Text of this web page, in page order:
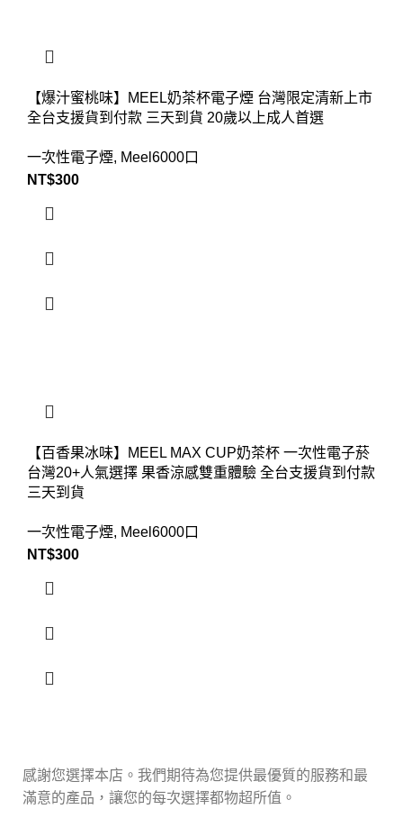
【爆汁蜜桃味】MEEL奶茶杯電子煙 台灣限定清新上市
全台支援貨到付款 三天到貨 20歲以上成人首選
一次性電子煙, Meel6000口
NT$300
【百香果冰味】MEEL MAX CUP奶茶杯 一次性電子菸
台灣20+人氣選擇 果香涼感雙重體驗 全台支援貨到付款
三天到貨
一次性電子煙, Meel6000口
NT$300
感謝您選擇本店。我們期待為您提供最優質的服務和最
滿意的產品，讓您的每次選擇都物超所值。